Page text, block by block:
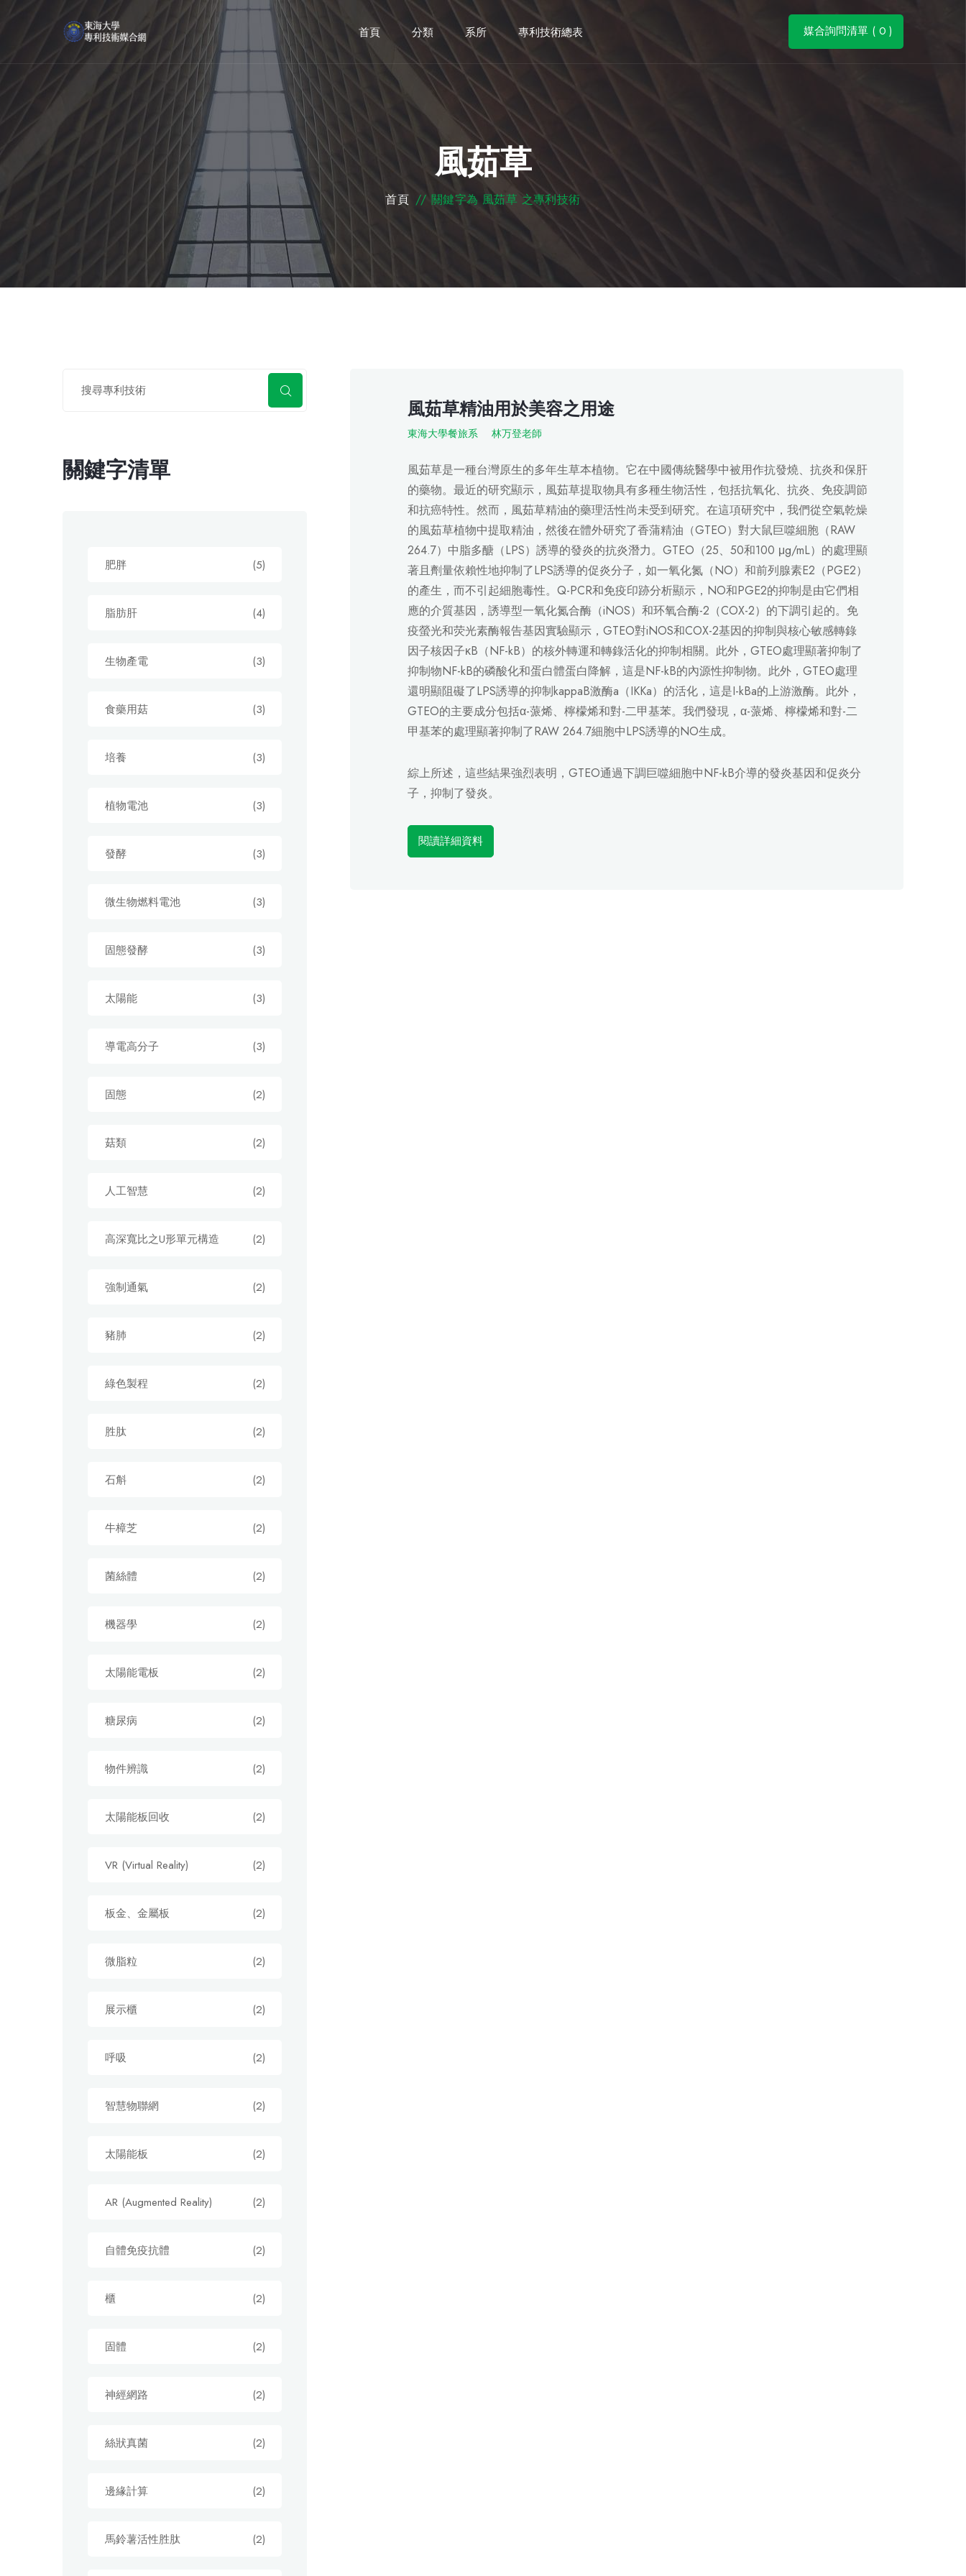
首頁 分類 系所 專利技術總表 媒合詢問清單 ( 0 )
風茹草
首頁 // 關鍵字為 風茹草 之專利技術
風茹草精油用於美容之用途
東海大學餐旅系 林万登老師
風茹草是一種台灣原生的多年生草本植物。它在中國傳統醫學中被用作抗發燒、抗炎和保肝
的藥物。最近的研究顯示，風茹草提取物具有多種生物活性，包括抗氧化、抗炎、免疫調節
和抗癌特性。然而，風茹草精油的藥理活性尚未受到研究。在這項研究中，我們從空氣乾燥
的風茹草植物中提取精油，然後在體外研究了香蒲精油（GTEO）對大鼠巨噬細胞（RAW
264.7）中脂多醣（LPS）誘導的發炎的抗炎潛力。GTEO（25、50和100 μg/mL）的處理顯
著且劑量依賴性地抑制了LPS誘導的促炎分子，如一氧化氮（NO）和前列腺素E2（PGE2）
的產生，而不引起細胞毒性。Q-PCR和免疫印跡分析顯示，NO和PGE2的抑制是由它們相
應的介質基因，誘導型一氧化氮合酶（iNOS）和环氧合酶-2（COX-2）的下調引起的。免
疫螢光和荧光素酶報告基因實驗顯示，GTEO對iNOS和COX-2基因的抑制與核心敏感轉錄
因子核因子κB（NF-kB）的核外轉運和轉錄活化的抑制相關。此外，GTEO處理顯著抑制了
抑制物NF-kB的磷酸化和蛋白體蛋白降解，這是NF-kB的內源性抑制物。此外，GTEO處理
還明顯阻礙了LPS誘導的抑制kappaB激酶a（IKKa）的活化，這是I-kBa的上游激酶。此外，
GTEO的主要成分包括α-蒎烯、檸檬烯和對-二甲基苯。我們發現，α-蒎烯、檸檬烯和對-二
甲基苯的處理顯著抑制了RAW 264.7細胞中LPS誘導的NO生成。
綜上所述，這些結果強烈表明，GTEO通過下調巨噬細胞中NF-kB介導的發炎基因和促炎分
子，抑制了發炎。
閱讀詳細資料
關鍵字清單
肥胖 (5)
脂肪肝 (4)
生物產電 (3)
食藥用菇 (3)
培養 (3)
植物電池 (3)
發酵 (3)
微生物燃料電池 (3)
固態發酵 (3)
太陽能 (3)
導電高分子 (3)
固態 (2)
菇類 (2)
人工智慧 (2)
高深寬比之U形單元構造 (2)
強制通氣 (2)
豬肺 (2)
綠色製程 (2)
胜肽 (2)
石斛 (2)
牛樟芝 (2)
菌絲體 (2)
機器學 (2)
太陽能電板 (2)
糖尿病 (2)
物件辨識 (2)
太陽能板回收 (2)
VR (Virtual Reality) (2)
板金、金屬板 (2)
微脂粒 (2)
展示櫃 (2)
呼吸 (2)
智慧物聯網 (2)
太陽能板 (2)
AR (Augmented Reality) (2)
自體免疫抗體 (2)
櫃 (2)
固體 (2)
神經網路 (2)
絲狀真菌 (2)
邊緣計算 (2)
馬鈴薯活性胜肽 (2)